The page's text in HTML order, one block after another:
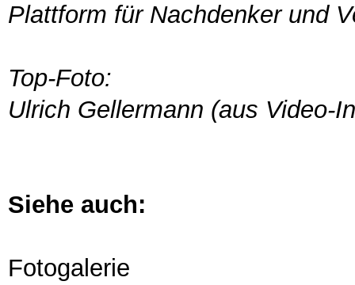
Plattform für Nachdenker und
Top-Foto:
Ulrich Gellermann (aus Video-
Siehe auch:
Fotogalerie